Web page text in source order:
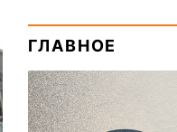
ГЛАВНОЕ